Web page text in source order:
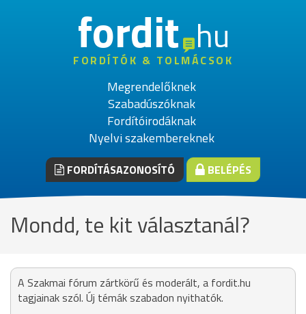
fordithu
FORDÍTÓK & TOLMÁCSOK
Megrendelőknek
Szabadúszóknak
Fordítóirodáknak
Nyelvi szakembereknek
FORDÍTÁSAZONOSÍTÓ BELÉPÉS
Mondd, te kit választanál?
A Szakmai fórum zártkörű és moderált, a fordit.hu
tagjainak szól. Új témák szabadon nyithatók.